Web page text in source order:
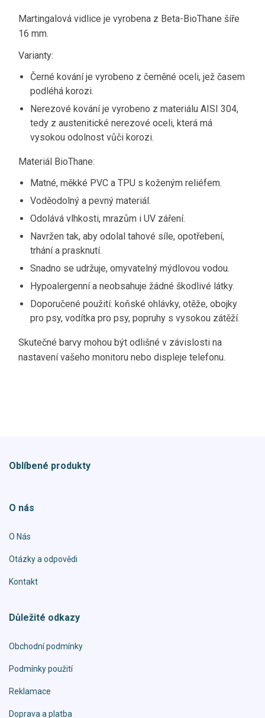
Martingalová vidlice je vyrobena z Beta-BioThane šíře
16 mm.
Varianty:
Černé kování je vyrobeno z černěné oceli, jež časem
podléhá korozi.
Nerezové kování je vyrobeno z materiálu AISI 304,
tedy z austenitické nerezové oceli, která má
vysokou odolnost vůči korozi.
Materiál BioThane:
Matné, měkké PVC a TPU s koženým reliéfem.
Voděodolný a pevný materiál.
Odolává vlhkosti, mrazům i UV záření.
Navržen tak, aby odolal tahové síle, opotřebení,
trhání a prasknutí.
Snadno se udržuje, omyvatelný mýdlovou vodou.
Hypoalergenní a neobsahuje žádné škodlivé látky.
Doporučené použití: koňské ohlávky, otěže, obojky
pro psy, vodítka pro psy, popruhy s vysokou zátěží.
Skutečné barvy mohou být odlišné v závislosti na
nastavení vašeho monitoru nebo displeje telefonu.
Oblíbené produkty
O nás
O Nás
Otázky a odpovědi
Kontakt
Důležité odkazy
Obchodní podmínky
Podmínky použití
Reklamace
Doprava a platba